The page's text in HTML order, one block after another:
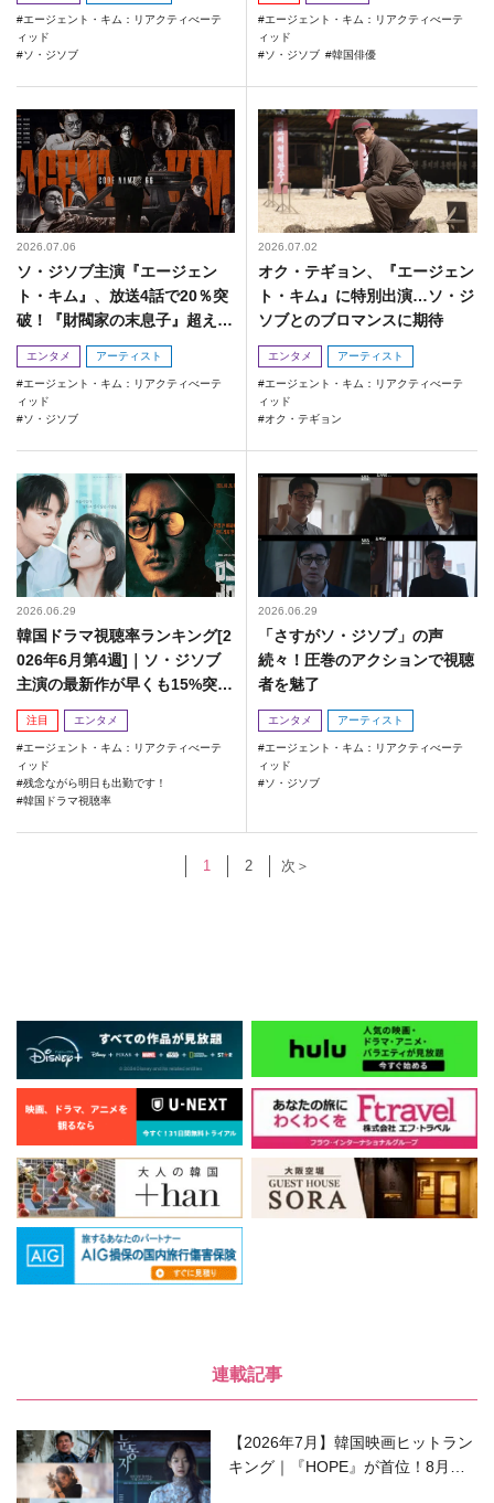
エージェント・キム：リアクティべーテ
ィッド
ソ・ジソブ
エージェント・キム：リアクティべーテ
ィッド
ソ・ジソブ
韓国俳優
2026.07.06
ソ・ジソブ主演『エージェン
ト・キム』、放送4話で20％突
破！『財閥家の末息子』超えな
るか？
エンタメ アーティスト
エージェント・キム：リアクティべーテ
ィッド
ソ・ジソブ
2026.07.02
オク・テギョン、『エージェン
ト・キム』に特別出演…ソ・ジ
ソブとのブロマンスに期待
エンタメ アーティスト
エージェント・キム：リアクティべーテ
ィッド
オク・テギョン
2026.06.29
韓国ドラマ視聴率ランキング[2
026年6月第4週]｜ソ・ジソブ
主演の最新作が早くも15%突破
でメガヒットの兆し…！
注目 エンタメ
エージェント・キム：リアクティべーテ
ィッド
残念ながら明日も出勤です！
韓国ドラマ視聴率
2026.06.29
「さすがソ・ジソブ」の声
続々！圧巻のアクションで視聴
者を魅了
エンタメ アーティスト
エージェント・キム：リアクティべーテ
ィッド
ソ・ジソブ
1 2 次＞
連載記事
【2026年7月】韓国映画ヒットラン
キング｜『HOPE』が首位！8月公